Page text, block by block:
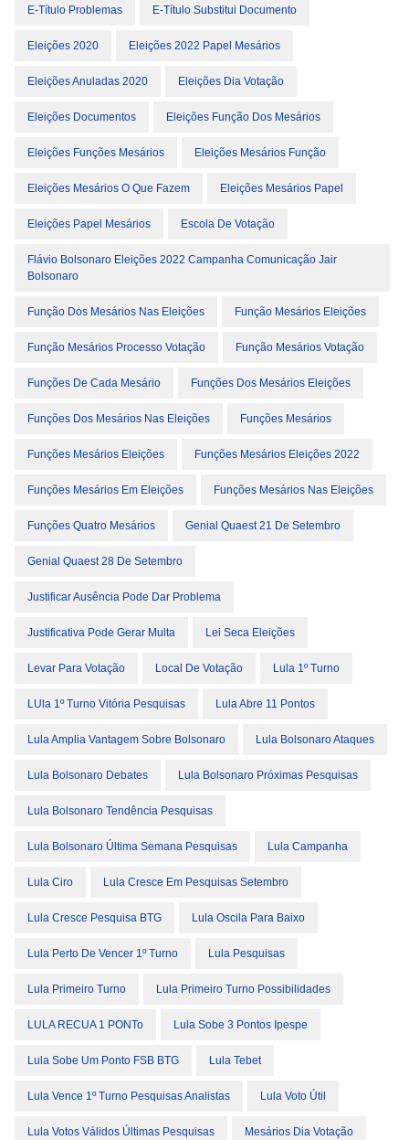
E-Título Problemas E-Título Substitui Documento
Eleições 2020 Eleições 2022 Papel Mesários
Eleições Anuladas 2020 Eleições Dia Votação
Eleições Documentos Eleições Função Dos Mesários
Eleições Funções Mesários Eleições Mesários Função
Eleições Mesários O Que Fazem Eleições Mesários Papel
Eleições Papel Mesários Escola De Votação
Flávio Bolsonaro Eleições 2022 Campanha Comunicação Jair
Bolsonaro
Função Dos Mesários Nas Eleições Função Mesários Eleições
Função Mesários Processo Votação Função Mesários Votação
Funções De Cada Mesário Funções Dos Mesários Eleições
Funções Dos Mesários Nas Eleições Funções Mesários
Funções Mesários Eleições Funções Mesários Eleições 2022
Funções Mesários Em Eleições Funções Mesários Nas Eleições
Funções Quatro Mesários Genial Quaest 21 De Setembro
Genial Quaest 28 De Setembro
Justificar Ausência Pode Dar Problema
Justificativa Pode Gerar Multa Lei Seca Eleições
Levar Para Votação Local De Votação Lula 1º Turno
LUla 1º Turno Vitória Pesquisas Lula Abre 11 Pontos
Lula Amplia Vantagem Sobre Bolsonaro Lula Bolsonaro Ataques
Lula Bolsonaro Debates Lula Bolsonaro Próximas Pesquisas
Lula Bolsonaro Tendência Pesquisas
Lula Bolsonaro Última Semana Pesquisas Lula Campanha
Lula Ciro Lula Cresce Em Pesquisas Setembro
Lula Cresce Pesquisa BTG Lula Oscila Para Baixo
Lula Perto De Vencer 1º Turno Lula Pesquisas
Lula Primeiro Turno Lula Primeiro Turno Possibilidades
LULA RECUA 1 PONTo Lula Sobe 3 Pontos Ipespe
Lula Sobe Um Ponto FSB BTG Lula Tebet
Lula Vence 1º Turno Pesquisas Analistas Lula Voto Útil
Lula Votos Válidos Últimas Pesquisas Mesários Dia Votação